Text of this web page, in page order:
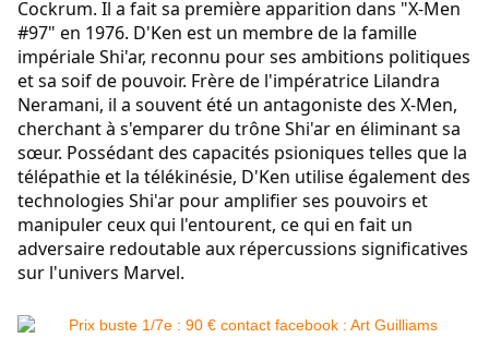
Cockrum. Il a fait sa première apparition dans "X-Men
#97" en 1976. D'Ken est un membre de la famille
impériale Shi'ar, reconnu pour ses ambitions politiques
et sa soif de pouvoir. Frère de l'impératrice Lilandra
Neramani, il a souvent été un antagoniste des X-Men,
cherchant à s'emparer du trône Shi'ar en éliminant sa
sœur. Possédant des capacités psioniques telles que la
télépathie et la télékinésie, D'Ken utilise également des
technologies Shi'ar pour amplifier ses pouvoirs et
manipuler ceux qui l'entourent, ce qui en fait un
adversaire redoutable aux répercussions significatives
sur l'univers Marvel.